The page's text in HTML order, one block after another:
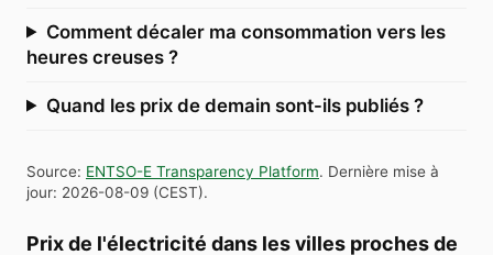
Comment décaler ma consommation vers les
heures creuses ?
Quand les prix de demain sont-ils publiés ?
Source: ENTSO-E Transparency Platform. Dernière mise à
jour: 2026-08-09 (CEST).
Prix de l'électricité dans les villes proches de